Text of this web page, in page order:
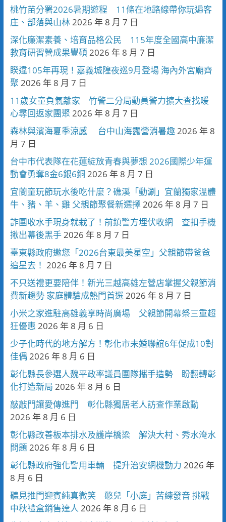
桃竹苗分署2026暑期遊程 11條在地路線帶你玩遍客
庄、部落與山林2026 年 8 月 7 日
深化廉潔素養、培育品格公民 115年度全國高中廉潔
教育研習營成果豐碩 2026 年 8 月 7 日
睽違105年再現！嘉義城隍夜巡9月登場 海內外宮廟齊
聚 2026 年 8 月 7 日
11歲女童負氣離家 竹警二分局動員警力擴大查找暖
心尋回返家團聚 2026 年 8 月 7 日
森林與濱海夏季涼感 台中山海露營消暑趣2026 年 8
月 7 日
台中市代表隊在花蓮綻放青春與夢想 2026國際少年運
動會勇奪8金6銀6銅 2026 年 8 月 7 日
宜蘭童玩節玩水後吃什麼？礁溪「動涮」宜蘭獨家溫體
牛、豬、羊、雞 父親節聚餐新選擇2026 年 8 月 7 日
詐團收水手現身就栽了！前鎮警方埋伏收網 查扣手機
揪出幕後黑手2026 年 8 月 7 日
臺東縣政府邀您「2026台東最美星空」父親節帶爸爸
追星去！ 2026 年 8 月 7 日
不只送禮更要陪伴！新光三越高雄左營店掌握父親節消
費新趨勢 家庭體驗成熱門首選2026 年 8 月 7 日
小米之家進駐高雄義享時尚廣場 父親節開幕祭三重超
狂優惠 2026 年 8 月 6 日
少子化時代的地方解方！彰化市未婚聯誼6年促成10對
佳偶 2026 年 8 月 6 日
彰化縣長參選人魏平政率議員團隊攜手造勢 盼翻轉彰
化打造新局 2026 年 8 月 6 日
敲敲門讓愛傳進門 彰化縣獨居老人訪查作業啟動
2026 年 8 月 6 日
彰化縣改善板本排水及護岸橋梁 解決大村、秀水淹水
問題 2026 年 8 月 6 日
彰化縣政府強化警用車輛 提升治安網機動力 2026 年
8 月 6 日
聽見推門迎賓純真微笑 憨兒「小庭」苦練發音 挑戰
中秋禮盒銷售達人 2026 年 8 月 6 日